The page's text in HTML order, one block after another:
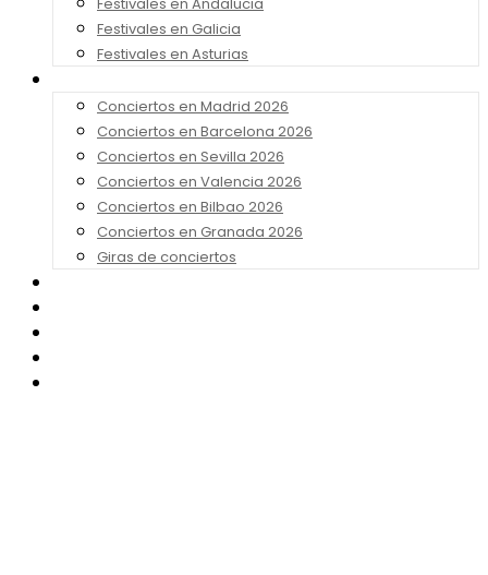
Festivales en Galicia
Festivales en Asturias
Conciertos en Madrid 2026
Conciertos en Barcelona 2026
Conciertos en Sevilla 2026
Conciertos en Valencia 2026
Conciertos en Bilbao 2026
Conciertos en Granada 2026
Giras de conciertos